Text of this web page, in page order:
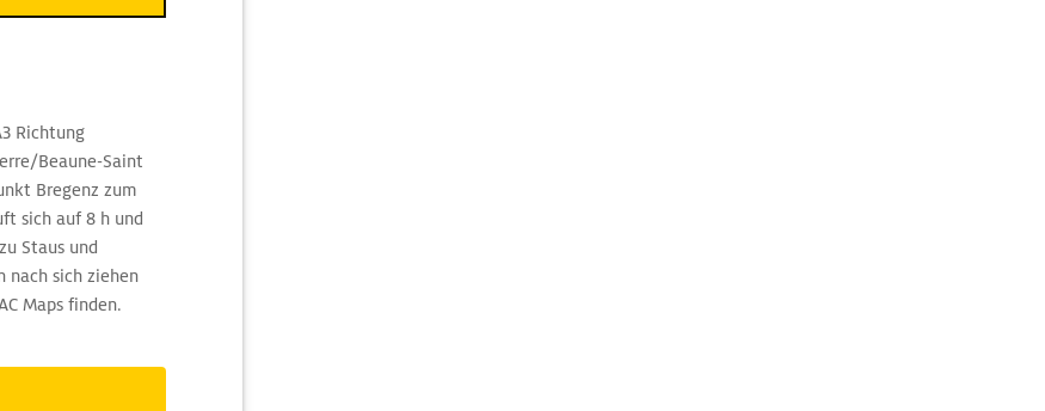
Richtung
Beaune-Saint
Bregenz zum
sich auf 8 h und
Staus und
nach sich ziehen
Maps finden.